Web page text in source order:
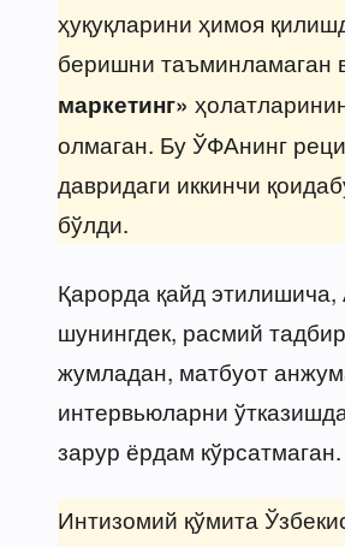
ҳуқуқларини ҳимоя
беришни таъминламаган
маркетинг»
олмаган. Бу ЎФАнинг
давридаги иккинчи
бўлди.
Қарорда қайд
шунингдек, расмий
жумладан, матбуот
интервьюларни
зарур ёрдам кўрсатмаган.
Интизомий қўмита